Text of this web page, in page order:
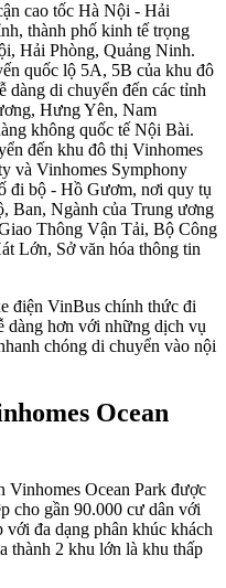
cao tốc Hà Nội - Hải
thành phố kinh tế trọng
Hải Phòng, Quảng Ninh.
quốc lộ 5A, 5B của khu đô
dàng di chuyển đến các tỉnh
Hưng Yên, Nam
không quốc tế Nội Bài.
đến khu đô thị Vinhomes
và Vinhomes Symphony
đi bộ - Hồ Gươm, nơi quy tụ
Ban, Ngành của Trung ương
Thông Vận Tải, Bộ Công
Lớn, Sở văn hóa thông tin
điện VinBus chính thức đi
dàng hơn với những dịch vụ
chóng di chuyển vào nội
Ocean
Vinhomes Ocean Park được
cho gần 90.000 cư dân với
đa dạng phân khúc khách
thành 2 khu lớn là khu thấp